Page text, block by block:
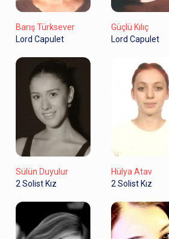
Barış Türksever
Lord Capulet
Güçlü Kılıç
Lord Capulet
Sülün Duyulur
2 Solist Kız
Hülya Atav
2 Solist Kız